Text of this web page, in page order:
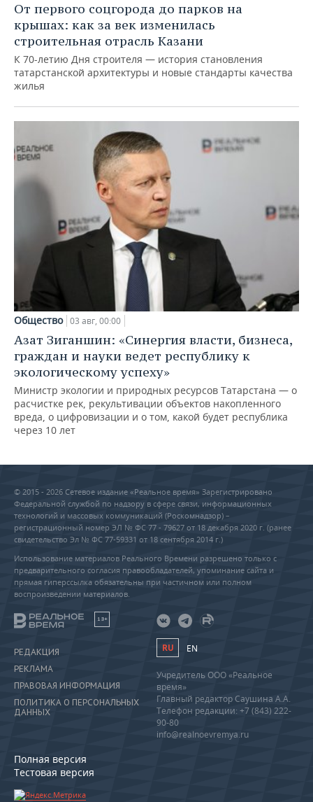
От первого соцгорода до парков на
крышах: как за век изменилась
строительная отрасль Казани
К 70-летию Дня строителя — история становления
татарстанской архитектуры и новые стандарты качества
жилья
Общество 03 авг, 00:00
Азат Зиганшин: «Синергия власти, бизнеса,
граждан и науки ведет республику к
экологическому успеху»
Министр экологии и природных ресурсов Татарстана — о
расчистке рек, рекультивации объектов накопленного
вреда, о цифровизации и о том, какой будет республика
через 10 лет
© 2015 - 2026 Сетевое издание «Реальное время» Зарегистрировано
Федеральной службой по надзору в сфере связи, информационных
технологий и массовых коммуникаций (Роскомнадзор) –
регистрационный номер ЭЛ № ФС 77 - 79627 от 18 декабря 2020 г. (ранее
свидетельство Эл № ФС 77-59331 от 18 сентября 2014 г.)
Использование материалов Реального Времени разрешено только с
предварительного согласия правообладателей, упоминание сайта и
прямая гиперссылка обязательны при частичном или полном
воспроизведении материалов.
18+
РЕДАКЦИЯ
РЕКЛАМА
ПРАВОВАЯ ИНФОРМАЦИЯ
ПОЛИТИКА О ПЕРСОНАЛЬНЫХ
ДАННЫХ
Полная версия
Тестовая версия
RU EN
Учредитель ООО «Реальное
время»
Главный редактор Саушина А.А.
Телефон редакции: +7 (843) 222-
90-80
info@realnoevremya.ru